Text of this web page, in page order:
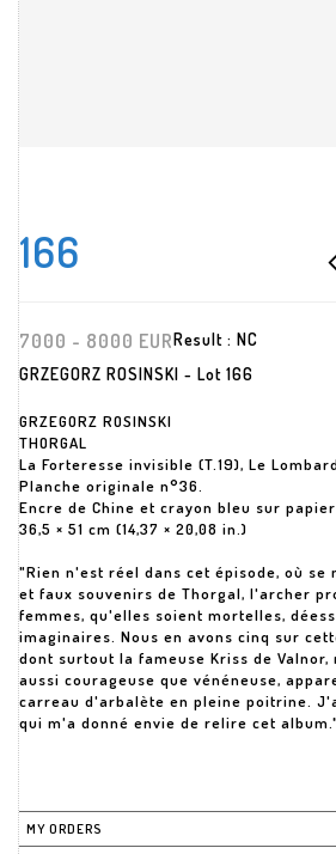
166
7000 - 8000 EURResult : NC
GRZEGORZ ROSINSKI - Lot 166
GRZEGORZ ROSINSKI
THORGAL
La Forteresse invisible (T.19), Le
Planche originale n°36.
Encre de Chine et crayon bleu sur papier
36,5 × 51 cm (14,37 × 20,08 in.)
"Rien n'est réel dans cet épisode, où se
et faux souvenirs de Thorgal, l'archer
femmes, qu'elles soient mortelles,
imaginaires. Nous en avons cinq sur
dont surtout la fameuse Kriss de Valnor,
aussi courageuse que vénéneuse,
carreau d'arbalète en pleine poitrine.
qui m'a donné envie de relire cet
MY ORDERS